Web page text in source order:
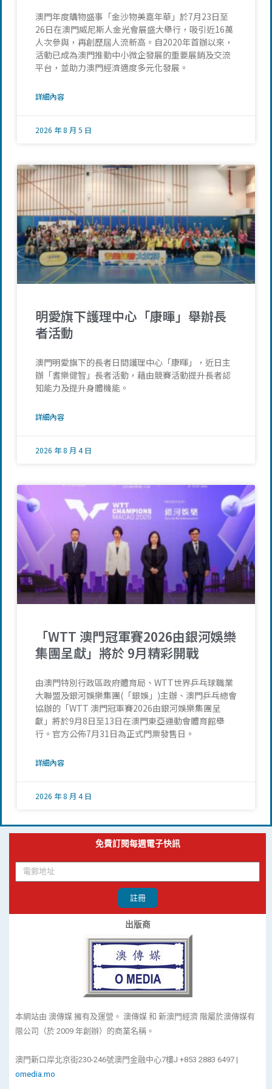
澳門年度購物盛事「金沙物美嘉年華」於7月23日至
26日在澳門威尼斯人金光會展盛大舉行，吸引近16萬
人次參與，再創歷屆人流新高。自2020年首辦以來，
活動已成為澳門推動中小微企發展的重要展銷及交流
平台，並助力澳門經濟適度多元化發展。
詳細內容
2026 年 8 月 5 日
明愛旗下護理中心「康暉」舉辦長
者活動
澳門明愛旗下的長者日間護理中心「康暉」，近日主
辦「耆樂健智」長者活動，藉由競賽活動提升長者認
知能力及提升身體機能。
詳細內容
2026 年 8 月 4 日
「WTT 澳門冠軍賽2026由銀河娛樂
集團呈獻」將於 9月精彩開戰
由澳門特別行政區政府體育局、WTT世界乒乓球職業
大聯盟及銀河娛樂集團(「銀娛」)主辦、澳門乒乓總會
協辦的「WTT 澳門冠軍賽2026由銀河娛樂集團呈
獻」將於9月8日至13日在澳門東亞運動會體育館舉
行。官方公佈7月31日為正式門票發售日。
詳細內容
2026 年 8 月 4 日
免費訂閱每週電子快訊
註冊
出版商
本網站由 澳傳媒 擁有及運營。 澳傳媒 和 新澳門經濟 階屬於澳傳媒有
限公司（於 2009 年創辦）的商業名稱。
澳門新口岸北京街230-246號澳門金融中心7樓J +853 2883 6497 |
omedia.mo